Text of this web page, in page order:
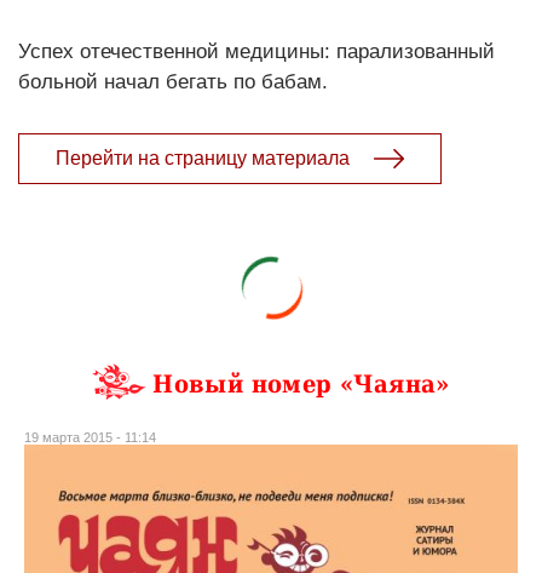
Успех отечественной медицины: парализованный
больной начал бегать по бабам.
Перейти на страницу материала
Новый номер «Чаяна»
19 марта 2015 - 11:14